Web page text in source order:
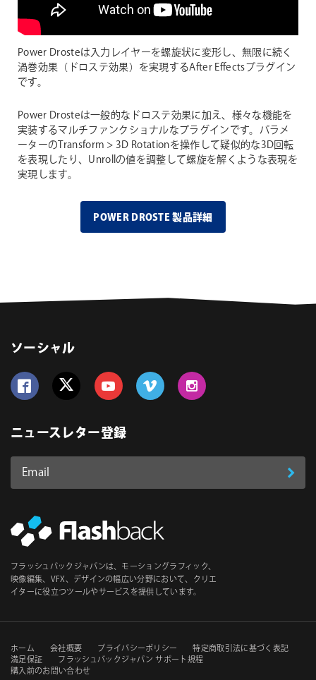
Power Drosteは入力レイヤーを螺旋状に変形し、無限に続く
渦巻効果（ドロステ効果）を実現するAfter Effectsプラグイン
です。
Power Drosteは一般的なドロステ効果に加え、様々な機能を
実装するマルチファンクショナルなプラグインです。パラメ
ーターのTransform > 3D Rotationを操作して疑似的な3D回転
を表現したり、Unrollの値を調整して螺旋を解くような表現を
実現します。
POWER DROSTE 製品詳細
ソーシャル
ニュースレター登録
Email
ス
必
須
登
フラッシュバックジャパンは、モーショングラフィック、
映像編集、VFX、デザインの幅広い分野において、クリエ
イターに役立つツールやサービスを提供しています。
セ
ホーム 会社概要 プライバシーポリシー
特定商取引法に基づく表記
満足保証
フラッシュバックジャパン サポート規程
購入前のお問い合わせ